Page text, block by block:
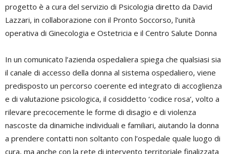
progetto è a cura del servizio di Psicologia diretto da David
Lazzari, in collaborazione con il Pronto Soccorso, l’unità
operativa di Ginecologia e Ostetricia e il Centro Salute Donna
In un comunicato l’azienda ospedaliera spiega che qualsiasi sia
il canale di accesso della donna al sistema ospedaliero, viene
predisposto un percorso coerente ed integrato di accoglienza
e di valutazione psicologica, il cosiddetto ‘codice rosa’, volto a
rilevare precocemente le forme di disagio e di violenza
nascoste da dinamiche individuali e familiari, aiutando la donna
a prendere contatti non soltanto con l’ospedale quale luogo di
cura, ma anche con la rete di intervento territoriale finalizzata